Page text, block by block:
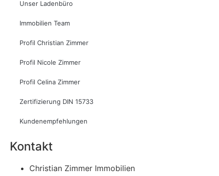
Unser Ladenbüro
Immobilien Team
Profil Christian Zimmer
Profil Nicole Zimmer
Profil Celina Zimmer
Zertifizierung DIN 15733
Kundenempfehlungen
Kontakt
Christian Zimmer Immobilien